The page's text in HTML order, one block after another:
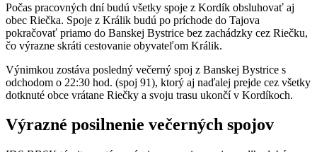
Počas pracovných dní budú všetky spoje z Kordík obsluhovať aj
obec Riečka. Spoje z Králik budú po príchode do Tajova
pokračovať priamo do Banskej Bystrice bez zachádzky cez Riečku,
čo výrazne skráti cestovanie obyvateľom Králik.
Výnimkou zostáva posledný večerný spoj z Banskej Bystrice s
odchodom o 22:30 hod. (spoj 91), ktorý aj naďalej prejde cez všetky
dotknuté obce vrátane Riečky a svoju trasu ukončí v Kordíkoch.
Výrazné posilnenie večerných spojov